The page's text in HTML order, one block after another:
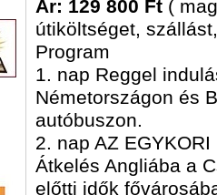
Ár: 129 800 Ft (
útiköltséget,
Program
1. nap Reggel
Németországon és
autóbuszon.
2. nap AZ EGYKORI
Átkelés Angliába a
előtti idők